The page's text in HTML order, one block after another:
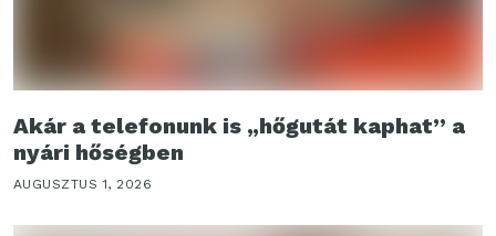
Akár a telefonunk is „hőgutát kaphat” a
nyári hőségben
AUGUSZTUS 1, 2026